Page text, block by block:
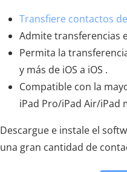
Transfiere contactos de
Admite transferencias
Permita la
y más de iOS a iOS .
Compatible con la
iPad Pro/iPad Air/iPad
Descargue e instale el
una gran cantidad de